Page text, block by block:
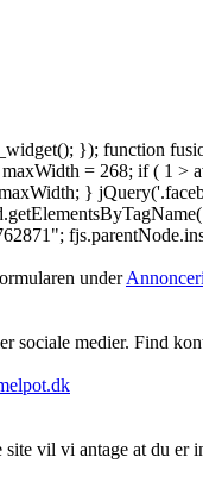
}); function
= 268; if ( 1 >
}
under
sociale medier. Find
vil vi antage at du er